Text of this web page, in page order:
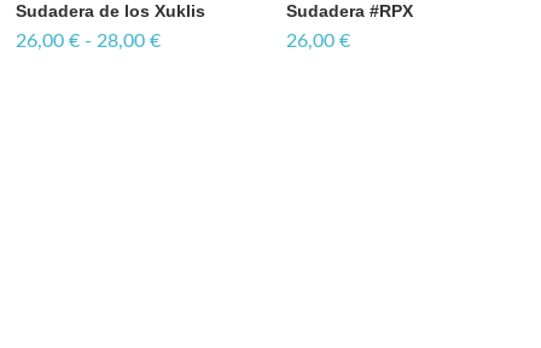
Sudadera de los Xuklis
26,00€ - 28,00€
Sudadera #RPX
26,00€